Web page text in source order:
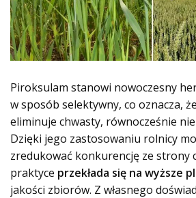
Piroksulam stanowi nowoczesny
w sposób selektywny, co oznacza,
eliminuje chwasty, równocześnie
Dzięki jego zastosowaniu rolnicy
zredukować konkurencję ze strony
praktyce przekłada się na wyższe
jakości zbiorów. Z własnego